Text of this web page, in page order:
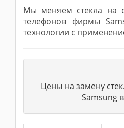
Мы меняем стекла на
телефонов фирмы
технологии с
Цены на замену
Samsung